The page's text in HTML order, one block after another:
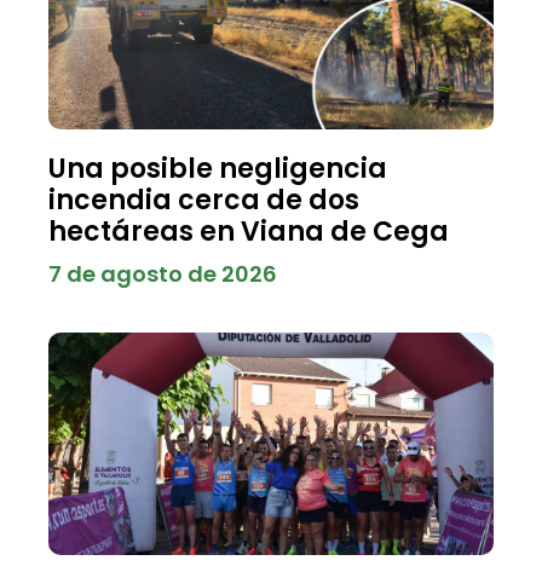
Una posible negligencia
incendia cerca de dos
hectáreas en Viana de Cega
7 de agosto de 2026